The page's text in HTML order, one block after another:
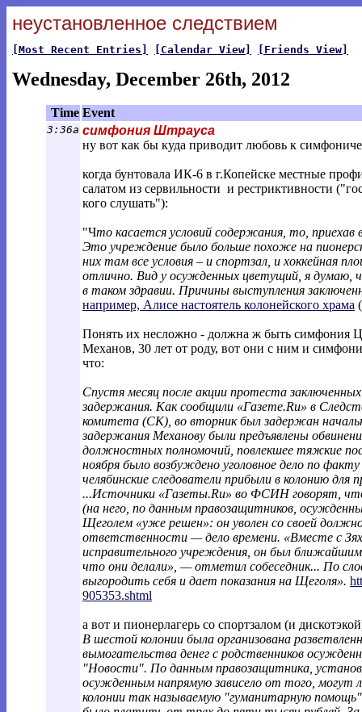
неустановленное следствием
[Most Recent Entries] [Calendar View] [Friends View]
Wednesday, December 26th, 2012
Time Event
3:36a симфония Штрауса
ну вот как бы куда приводит любовь к
когда бунтовала ИК-6 в г.Копейске местные
салатом из сервильности и рестриктивности
кого слушать"):
"Что касается условий содержания, то,
Это учреждение было больше похоже на
них там все условия – и спортзал, и хоккейная
отлично. Вид у осужденных цветущий, я думаю,
в таком здравии. Причины выступления
например, Алисе настоятель колонейского храма
Понять их несложно - должна ж быть симфония
Механов, 30 лет от роду, вот они с ним и
что:
Спустя месяц после акции протеста
задержания. Как сообщили «Газете.Ru» в
комитета (СК), во вторник был задержан
задержания Механову были предъявлены
должностных полномочий, повлекшее тяжкие
ноября было возбуждено уголовное дело по
челябинские следователи прибыли в колонию
...Источники «Газеты.Ru» во ФСИН говорят, что
(на него, по данным правозащитников,
Щеголем «уже решен»: он уволен со своей
ответственности — дело времени. «Вместе с
исправительного учреждения, он был
что они делали», — отметил собеседник... По
выгородить себя и дает показания на Щеголя».
905353.shtml
а вот и пионерлагерь со спортзалом (и
В шестой колонии была организована
вымогательства денег с родственников
"Новости". По данным правозащитника,
осужденным напрямую зависело от того, могут
колонии так называемую "гуманитарную